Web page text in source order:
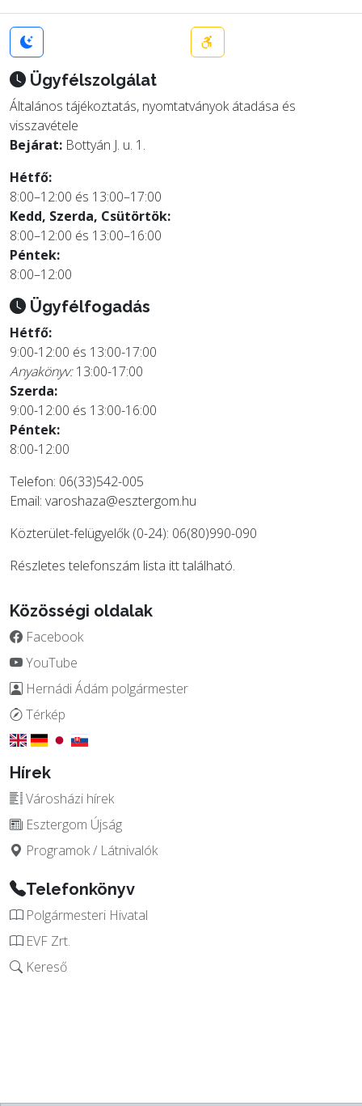
Ügyfélszolgálat
Általános tájékoztatás, nyomtatványok átadása és
visszavétele
Bejárat: Bottyán J. u. 1.
Hétfő:
8:00–12:00 és 13:00–17:00
Kedd, Szerda, Csütörtök:
8:00–12:00 és 13:00–16:00
Péntek:
8:00–12:00
Ügyfélfogadás
Hétfő:
9:00-12:00 és 13:00-17:00
Anyakönyv:13:00-17:00
Szerda:
9:00-12:00 és 13:00-16:00
Péntek:
8:00-12:00
Telefon: 06(33)542-005
Email: varoshaza@esztergom.hu
Közterület-felügyelők (0-24): 06(80)990-090
Részletes telefonszám lista itttalálható.
Közösségi oldalak
Facebook
YouTube
Hernádi Ádám polgármester
Térkép
Hírek
Városházi hírek
Esztergom Újság
Programok / Látnivalók
Telefonkönyv
Polgármesteri Hivatal
EVF Zrt.
Kereső